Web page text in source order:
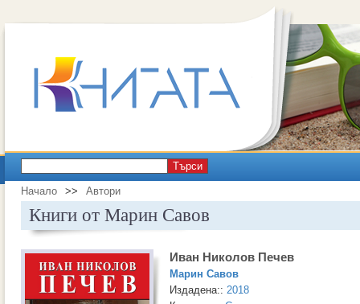
Търси
Начало >> Автори
Книги от Марин Савов
Иван Николов Печев
Марин Савов
Издадена:: 2018